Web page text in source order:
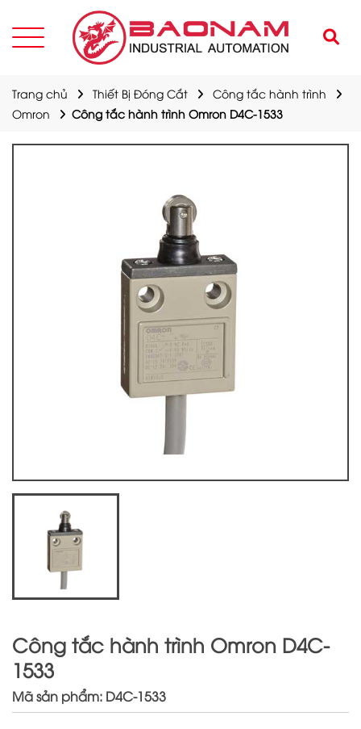
Trang chủ Thiết Bị Đóng Cắt
Công tắc hành trình
Omron
Công tắc hành trình Omron D4C-1533
Công tắc hành trình Omron D4C-
1533
Mã sản phẩm: D4C-1533